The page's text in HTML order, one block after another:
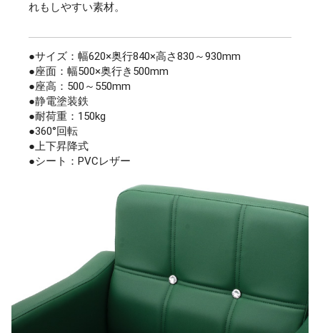
れもしやすい素材。
●サイズ：幅620×奥行840×高さ830～930mm
●座面：幅500×奥行き500mm
●座高：500～550mm
●静電塗装鉄
●耐荷重：150kg
●360°回転
●上下昇降式
●シート：PVCレザー